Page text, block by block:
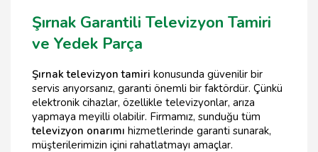
Şırnak Garantili Televizyon Tamiri
ve Yedek Parça
Şırnak televizyon tamiri konusunda güvenilir bir
servis arıyorsanız, garanti önemli bir faktördür. Çünkü
elektronik cihazlar, özellikle televizyonlar, arıza
yapmaya meyilli olabilir. Firmamız, sunduğu tüm
televizyon onarımı hizmetlerinde garanti sunarak,
müşterilerimizin içini rahatlatmayı amaçlar.